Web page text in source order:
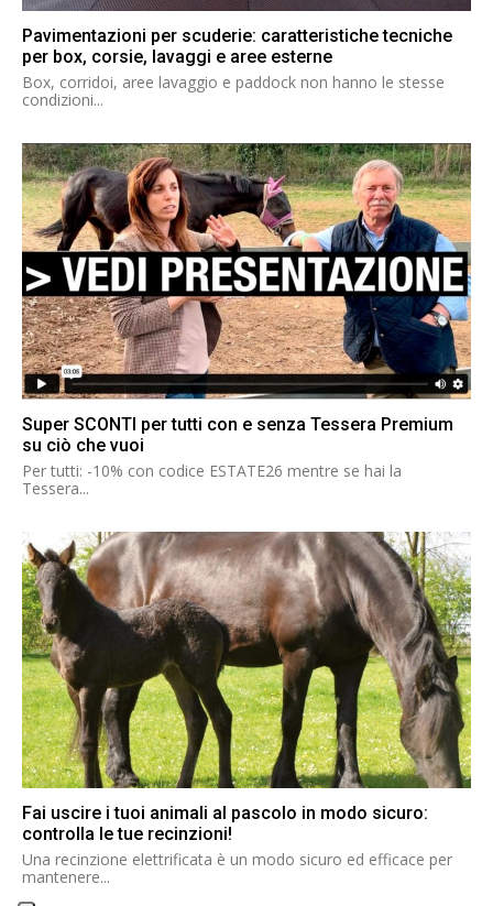
Pavimentazioni per scuderie: caratteristiche tecniche
per box, corsie, lavaggi e aree esterne
Box, corridoi, aree lavaggio e paddock non hanno le stesse
condizioni...
Super SCONTI per tutti con e senza Tessera Premium
su ciò che vuoi
Per tutti: -10% con codice ESTATE26 mentre se hai la
Tessera...
Fai uscire i tuoi animali al pascolo in modo sicuro:
controlla le tue recinzioni!
Una recinzione elettrificata è un modo sicuro ed efficace per
mantenere...